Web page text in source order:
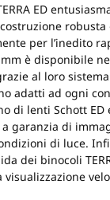
ED
per l’inedito
è disponibile
al loro
adatti ad ogni
di lenti Schott
a garanzia di
di luce.
dei binocoli
visualizzazione